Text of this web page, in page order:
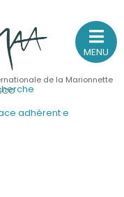
MENU
de la Marionnette
adhérent·e